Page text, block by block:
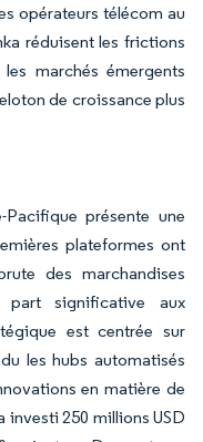
opérateurs télécom au
réduisent les frictions
marchés émergents
de croissance plus
présente une
plateformes ont
des marchandises
part significative aux
est centrée sur
les hubs automatisés
en matière de
250 millions USD